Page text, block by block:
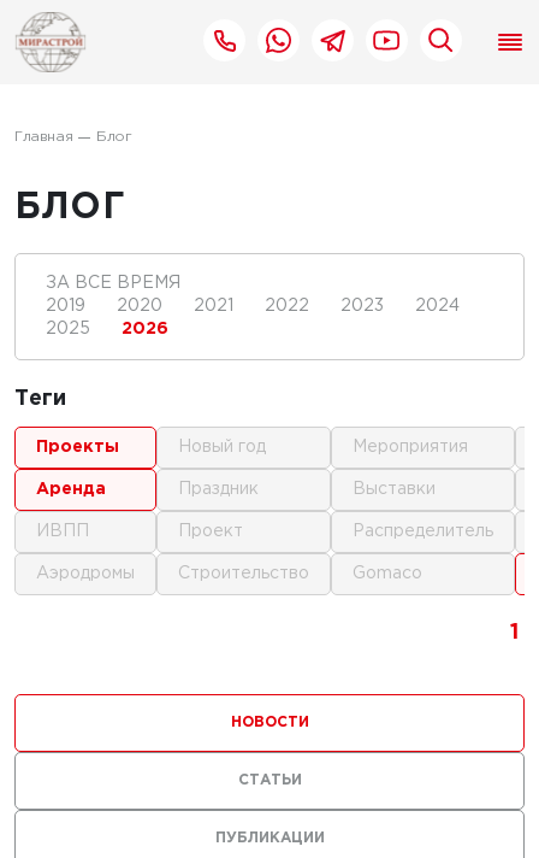
Главная Блог
БЛОГ
1
ПУБЛИКАЦИИ
НОВОСТИ
СТАТЬИ
ЗА ВСЕ ВРЕМЯ
2019
2020 2021 2022 2023
2024
2025
2026
Теги
проекты
аренда
ИВПП
аэродромы
новый год
праздник
проект
строительство
мероприятия
выставки
распределитель
gomaco